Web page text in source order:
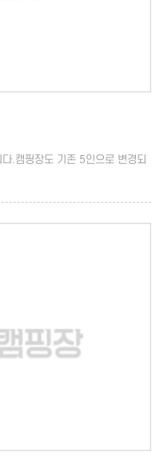
.캠핑장도 기존 5인으로 변경되